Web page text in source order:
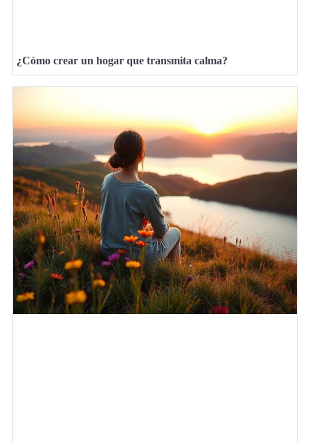
¿Cómo crear un hogar que transmita calma?